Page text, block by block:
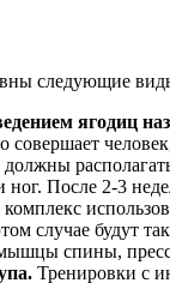
следующие
ягодиц
совершает
должны
ног. После 2-3
случае будут
спины,
Тренировки с